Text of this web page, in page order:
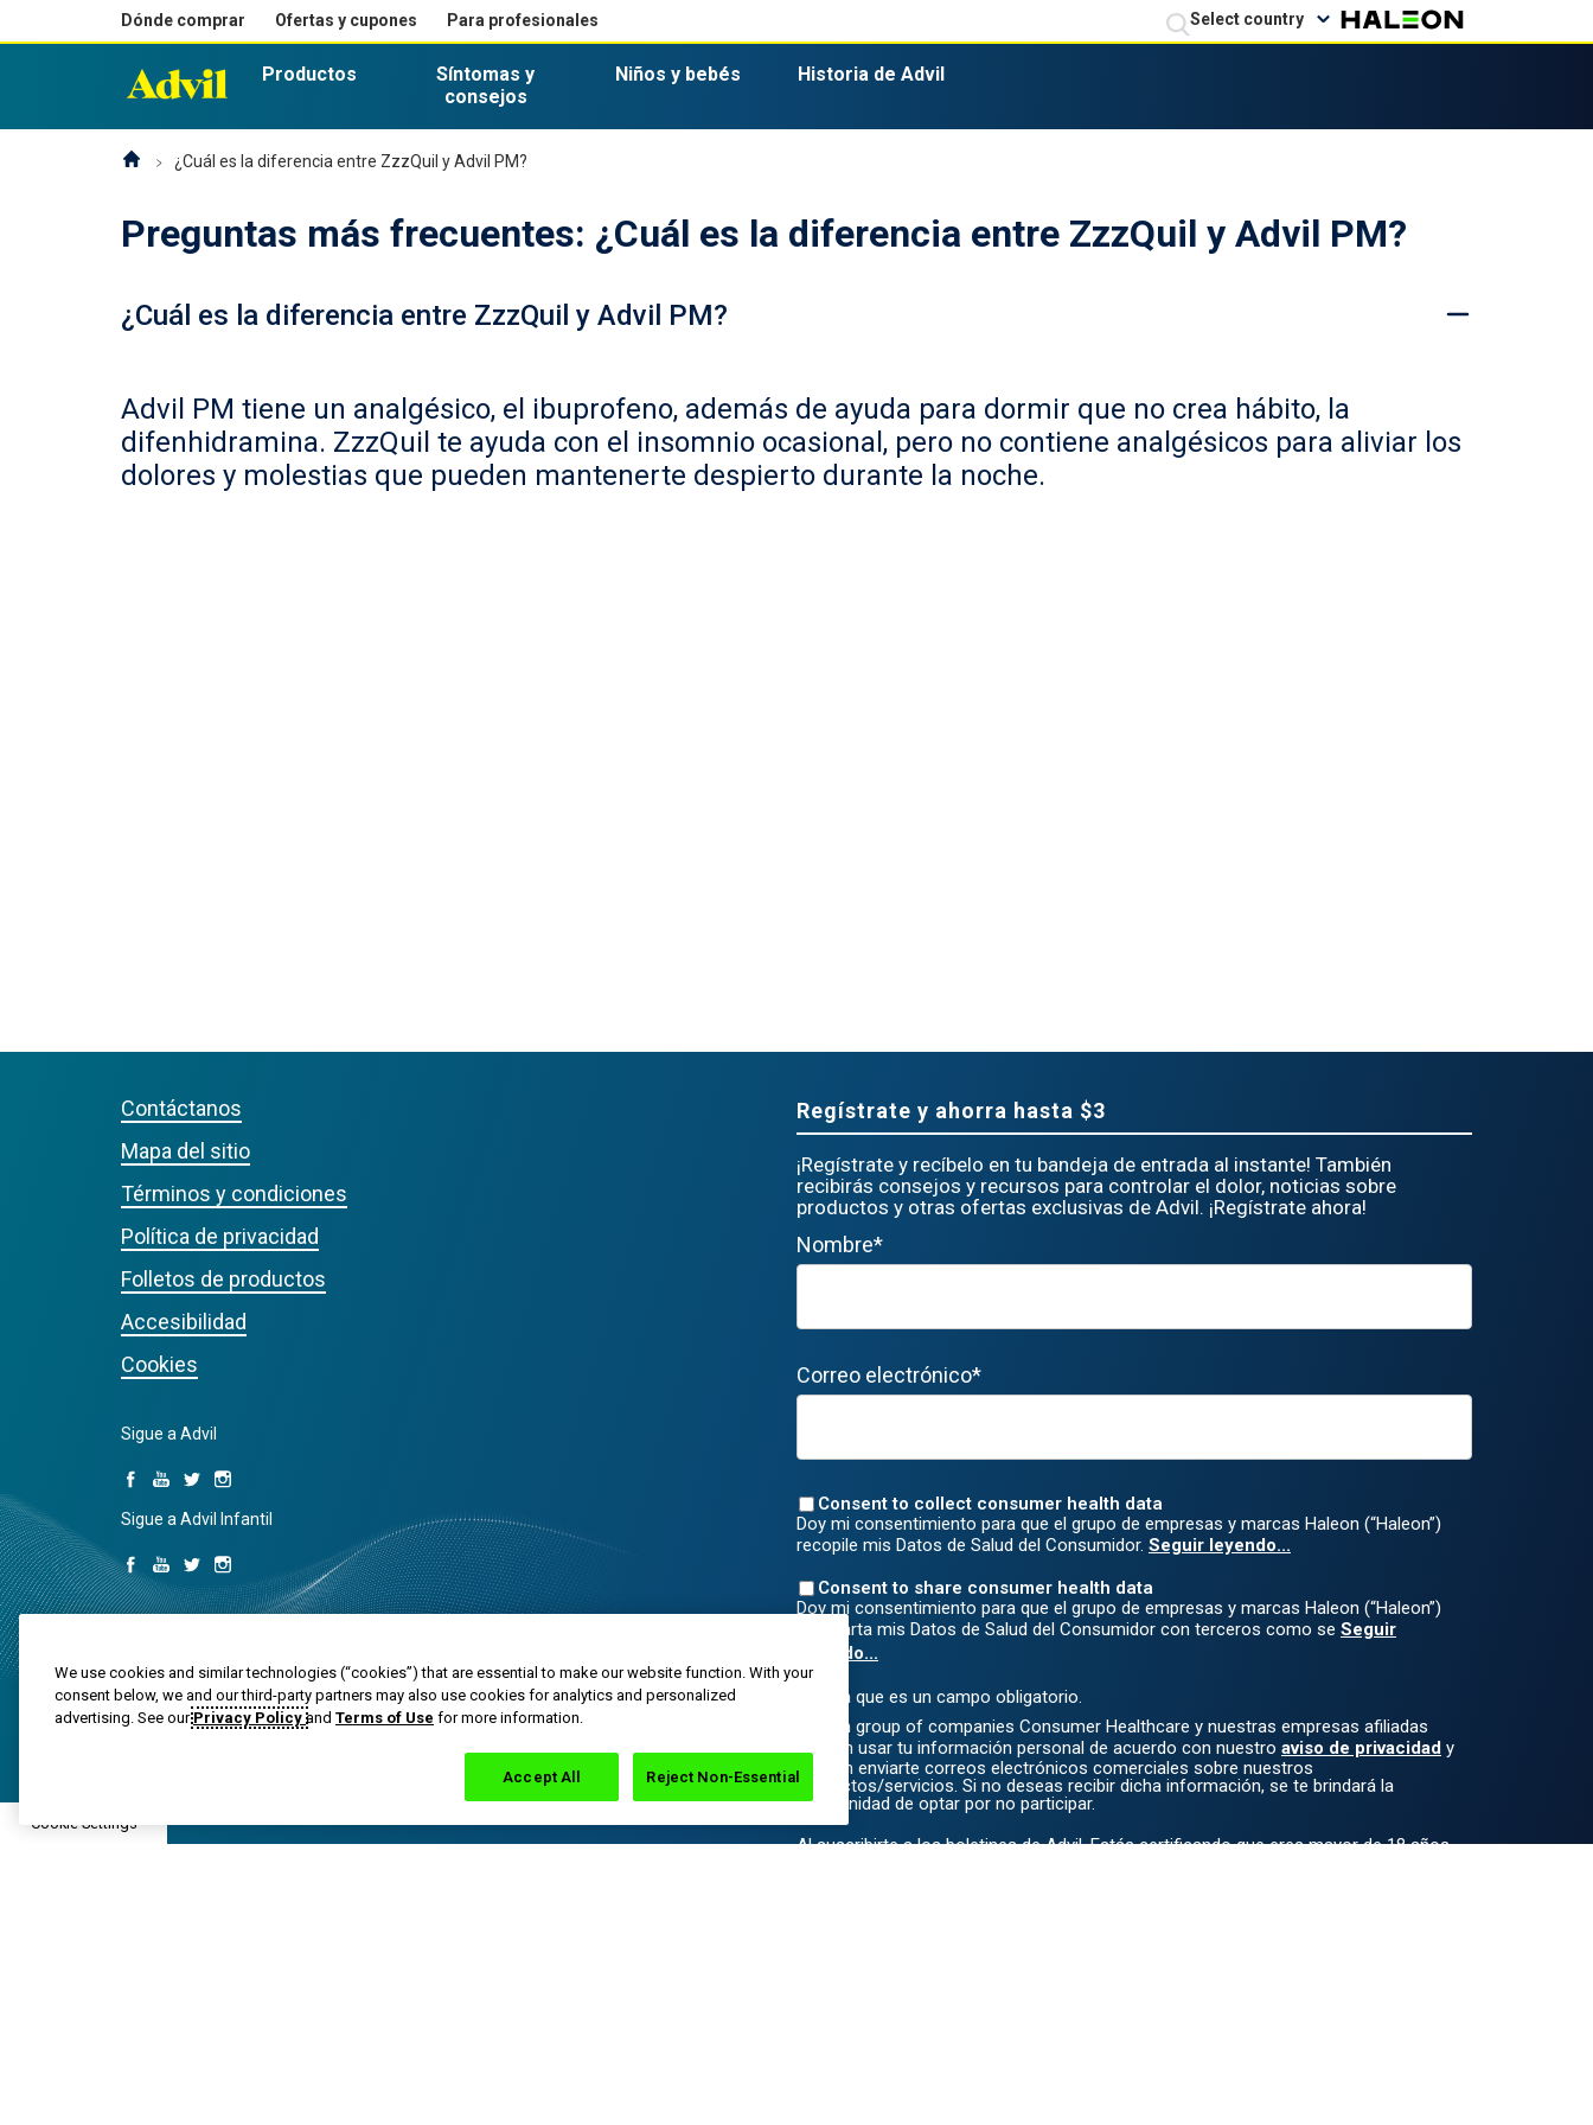
Dónde comprar Ofertas y cupones Para profesionales Select country
Productos
Síntomas y
consejos
Niños y bebés Historia de Advil
¿Cuál es la diferencia entre ZzzQuil y Advil PM?
Preguntas más frecuentes: ¿Cuál es la diferencia entre ZzzQuil y Advil PM?
¿Cuál es la diferencia entre ZzzQuil y Advil PM?
Advil PM tiene un analgésico, el ibuprofeno, además de ayuda para dormir que no crea hábito, la
difenhidramina. ZzzQuil te ayuda con el insomnio ocasional, pero no contiene analgésicos para aliviar los
dolores y molestias que pueden mantenerte despierto durante la noche.
Contáctanos
Mapa del sitio
Términos y condiciones
Política de privacidad
Folletos de productos
Accesibilidad
Cookies
Sigue a Advil
Sigue a Advil Infantil
Regístrate y ahorra hasta $3
¡Regístrate y recíbelo en tu bandeja de entrada al instante! También
recibirás consejos y recursos para controlar el dolor, noticias sobre
productos y otras ofertas exclusivas de Advil. ¡Regístrate ahora!
Nombre*
Correo electrónico*
Consent to collect consumer health data
Doy mi consentimiento para que el grupo de empresas y marcas Haleon (“Haleon”)
recopile mis Datos de Salud del Consumidor. Seguir leyendo...
Consent to share consumer health data
Doy mi consentimiento para que el grupo de empresas y marcas Haleon (“Haleon”)
comparta mis Datos de Salud del Consumidor con terceros como se Seguir
leyendo...
*Indica que es un campo obligatorio.
Haleon group of companies Consumer Healthcare y nuestras empresas afiliadas
pueden usar tu información personal de acuerdo con nuestro aviso de privacidad y
pueden enviarte correos electrónicos comerciales sobre nuestros
productos/servicios. Si no deseas recibir dicha información, se te brindará la
oportunidad de optar por no participar.
Al suscribirte a los boletines de Advil. Estás certificando que eres mayor de 18 años.
Cookie Settings
We use cookies and similar technologies (“cookies”) that are essential to make our website function. With your
consent below, we and our third-party partners may also use cookies for analytics and personalized
advertising. See ourPrivacy Policy and Terms of Use for more information.
Reject Non-Essential
Accept All